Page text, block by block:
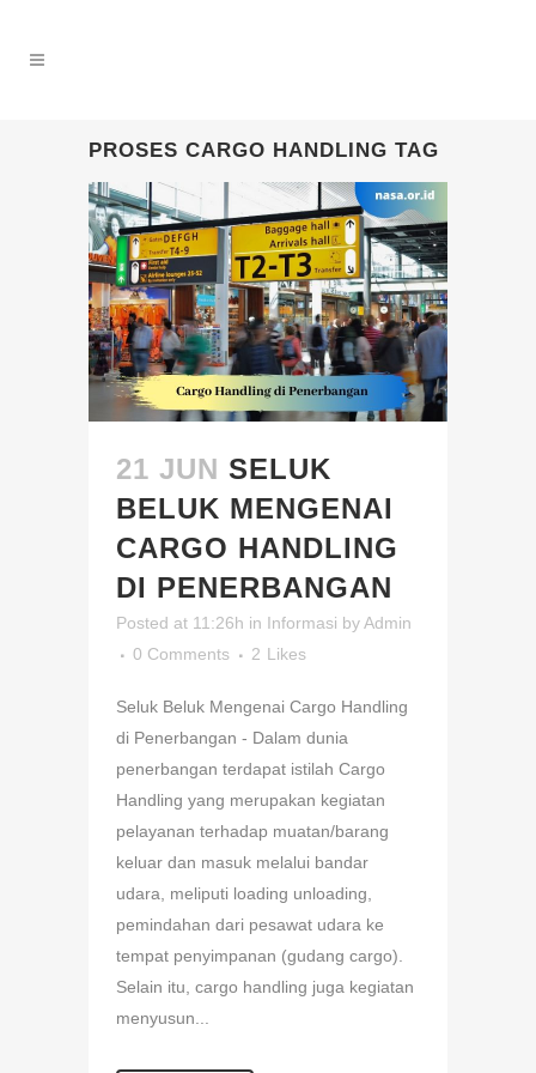
PROSES CARGO HANDLING TAG
21 JUN SELUK
BELUK MENGENAI
CARGO HANDLING
DI PENERBANGAN
Posted at 11:26h in Informasi byAdmin
0 Comments
2 Likes
Seluk Beluk Mengenai Cargo Handling
di Penerbangan - Dalam dunia
penerbangan terdapat istilah Cargo
Handling yang merupakan kegiatan
pelayanan terhadap muatan/barang
keluar dan masuk melalui bandar
udara, meliputi loading unloading,
pemindahan dari pesawat udara ke
tempat penyimpanan (gudang cargo).
Selain itu, cargo handling juga kegiatan
menyusun...